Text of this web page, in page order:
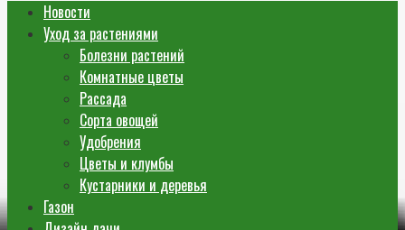
Новости
Уход за растениями
Болезни растений
Комнатные цветы
Рассада
Сорта овощей
Удобрения
Цветы и клумбы
Кустарники и деревья
Газон